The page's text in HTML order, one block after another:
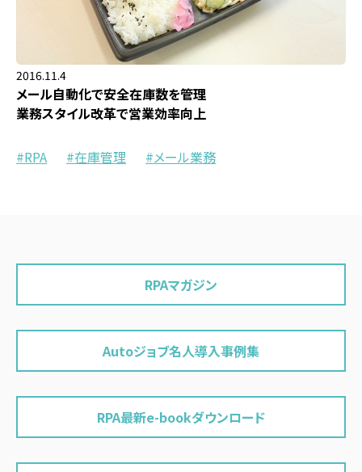
2016.11.4
メール自動化で安全在庫数を管理
業務スタイル改革で営業効率向上
RPA 在庫管理 メール業務
RPAマガジン
Autoジョブ名人導入事例集
RPA最新e-bookダウンロード